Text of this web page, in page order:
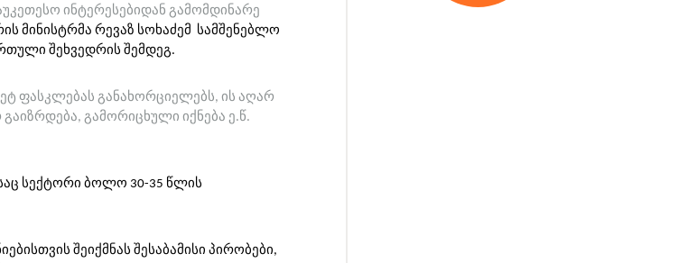
ინტერესებიდან გამომდინარე
მინისტრმა რევაზ სოხაძემ სამშენებლო
შეხვედრის შემდეგ.
ფასკლებას განახორციელებს, ის აღარ
გამორიცხული იქნება ე.წ.
სექტორი ბოლო 30-35 წლის
შეიქმნას შესაბამისი პირობები,